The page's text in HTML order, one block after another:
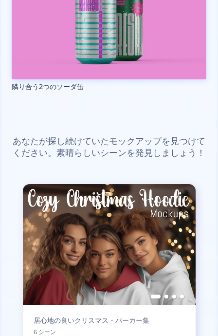
隣り合う2つのソーダ缶
あなたが探し続けていたモックアップを見つけて
ください。素晴らしいシーンを発見しましょう！
居心地の良いクリスマス・パーカー集
6 シーン